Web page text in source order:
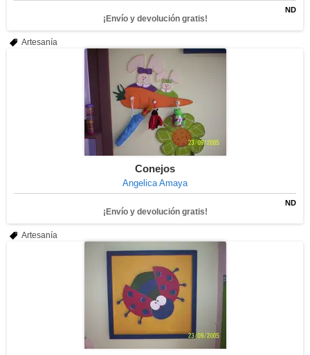
ND
¡Envío y devolución gratis!
Artesanía
Conejos
Angelica Amaya
ND
¡Envío y devolución gratis!
Artesanía